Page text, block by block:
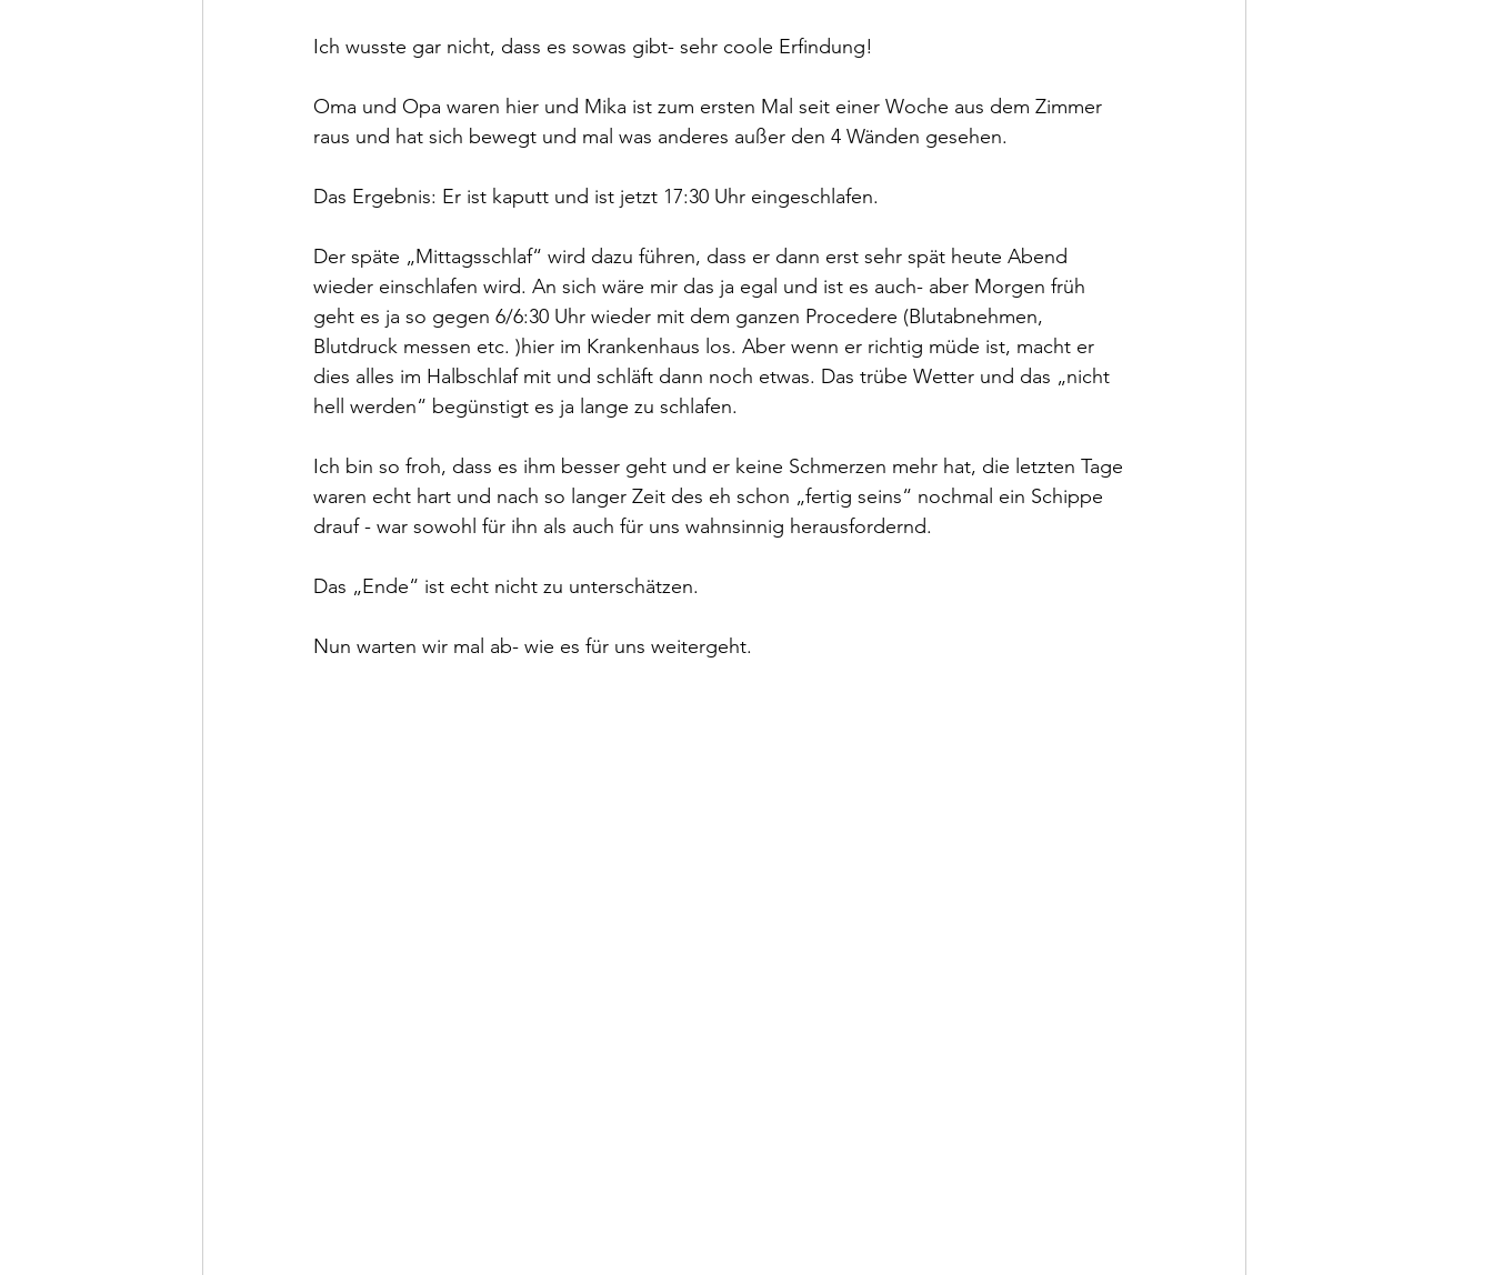
Ich wusste gar nicht, dass es sowas gibt- sehr coole Erfindung!
Oma und Opa waren hier und Mika ist zum ersten Mal seit einer Woche aus dem Zimmer
raus und hat sich bewegt und mal was anderes außer den 4 Wänden gesehen.
Das Ergebnis: Er ist kaputt und ist jetzt 17:30 Uhr eingeschlafen.
Der späte „Mittagsschlaf“ wird dazu führen, dass er dann erst sehr spät heute Abend
wieder einschlafen wird. An sich wäre mir das ja egal und ist es auch- aber Morgen früh
geht es ja so gegen 6/6:30 Uhr wieder mit dem ganzen Procedere (Blutabnehmen,
Blutdruck messen etc. )hier im Krankenhaus los. Aber wenn er richtig müde ist, macht er
dies alles im Halbschlaf mit und schläft dann noch etwas. Das trübe Wetter und das „nicht
hell werden“ begünstigt es ja lange zu schlafen.
Ich bin so froh, dass es ihm besser geht und er keine Schmerzen mehr hat, die letzten Tage
waren echt hart und nach so langer Zeit des eh schon „fertig seins“ nochmal ein Schippe
drauf - war sowohl für ihn als auch für uns wahnsinnig herausfordernd.
Das „Ende“ ist echt nicht zu unterschätzen.
Nun warten wir mal ab- wie es für uns weitergeht.